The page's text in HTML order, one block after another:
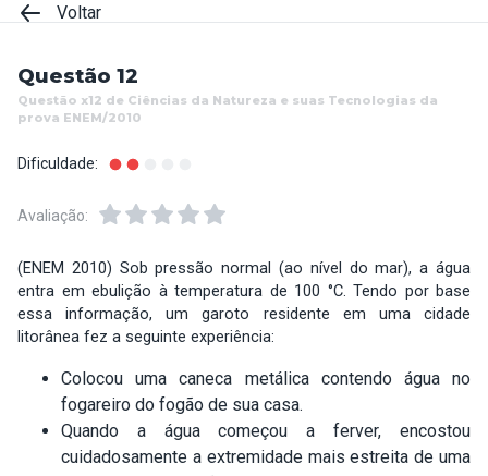
Voltar
Questão 12
Questão x12 de Ciências da Natureza e suas Tecnologias da
prova ENEM/2010
Dificuldade:
Avaliação:
(ENEM 2010) Sob pressão normal (ao nível do mar), a água
entra em ebulição à temperatura de 100 °C. Tendo por base
essa informação, um garoto residente em uma cidade
litorânea fez a seguinte experiência:
Colocou uma caneca metálica contendo água no
fogareiro do fogão de sua casa.
Quando a água começou a ferver, encostou
cuidadosa­mente a extremidade mais estreita de uma